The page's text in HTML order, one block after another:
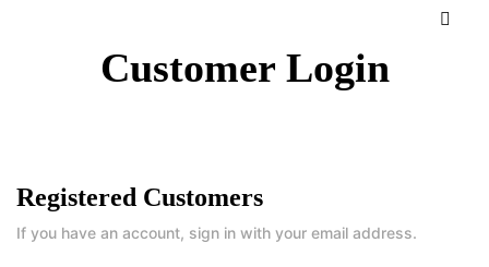
Customer Login
Registered Customers
If you have an account, sign in with your email address.